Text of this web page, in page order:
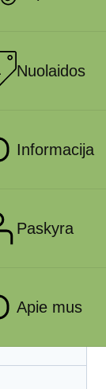
Nuolaidos
Informacija
Paskyra
Apie mus